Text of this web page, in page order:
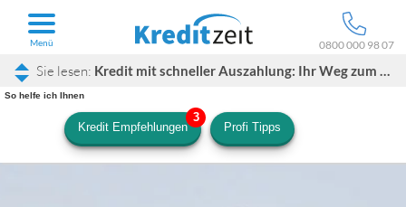
Menü 0800 000 98 07
Kredit mit schneller Auszahlung: Ihr Weg zum schnellen Geld
So helfe ich Ihnen
Kredit Empfehlungen Profi Tipps